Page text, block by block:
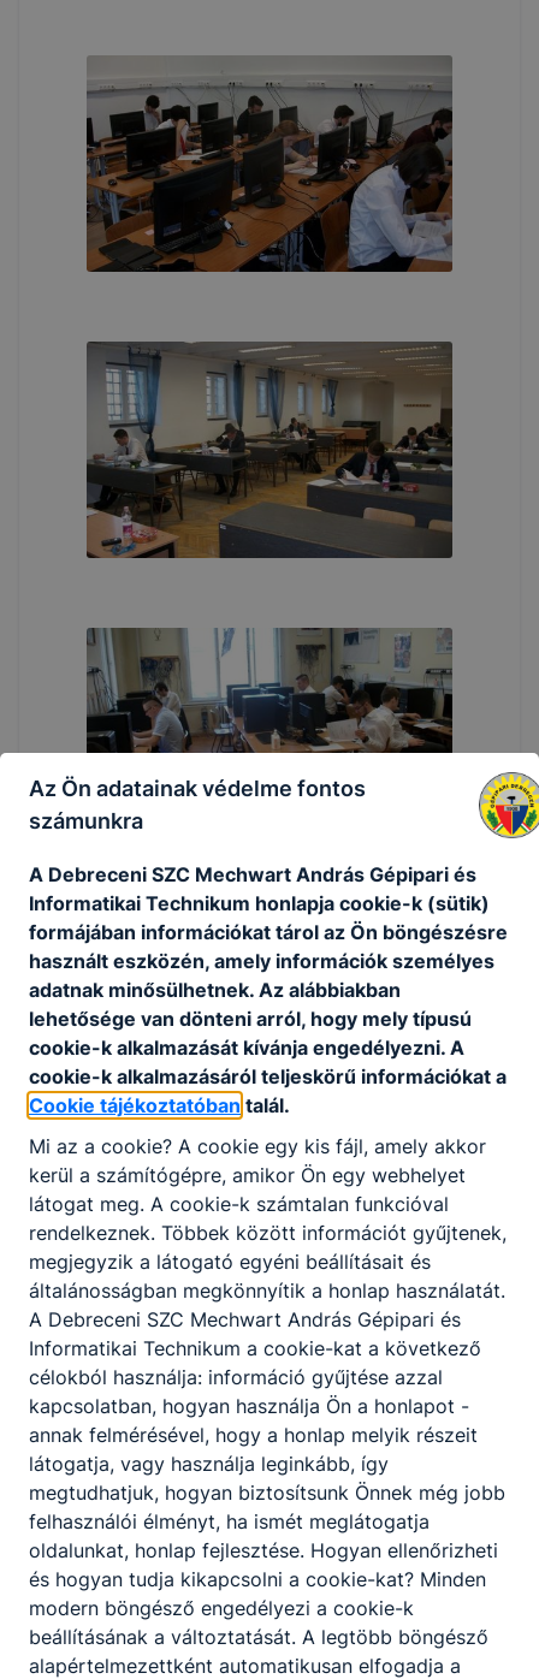
Az Ön adatainak védelme fontos
számunkra
A Debreceni SZC Mechwart András Gépipari és
Informatikai Technikum honlapja cookie-k (sütik)
formájában információkat tárol az Ön böngészésre
használt eszközén, amely információk személyes
adatnak minősülhetnek. Az alábbiakban
lehetősége van dönteni arról, hogy mely típusú
cookie-k alkalmazását kívánja engedélyezni. A
cookie-k alkalmazásáról teljeskörű információkat a
Cookie tájékoztatóban talál.
Mi az a cookie? A cookie egy kis fájl, amely akkor
kerül a számítógépre, amikor Ön egy webhelyet
látogat meg. A cookie-k számtalan funkcióval
rendelkeznek. Többek között információt gyűjtenek,
megjegyzik a látogató egyéni beállításait és
általánosságban megkönnyítik a honlap használatát.
A Debreceni SZC Mechwart András Gépipari és
Informatikai Technikum a cookie-kat a következő
célokból használja: információ gyűjtése azzal
kapcsolatban, hogyan használja Ön a honlapot -
annak felmérésével, hogy a honlap melyik részeit
látogatja, vagy használja leginkább, így
megtudhatjuk, hogyan biztosítsunk Önnek még jobb
felhasználói élményt, ha ismét meglátogatja
oldalunkat, honlap fejlesztése. Hogyan ellenőrizheti
és hogyan tudja kikapcsolni a cookie-kat? Minden
modern böngésző engedélyezi a cookie-k
beállításának a változtatását. A legtöbb böngésző
alapértelmezettként automatikusan elfogadja a